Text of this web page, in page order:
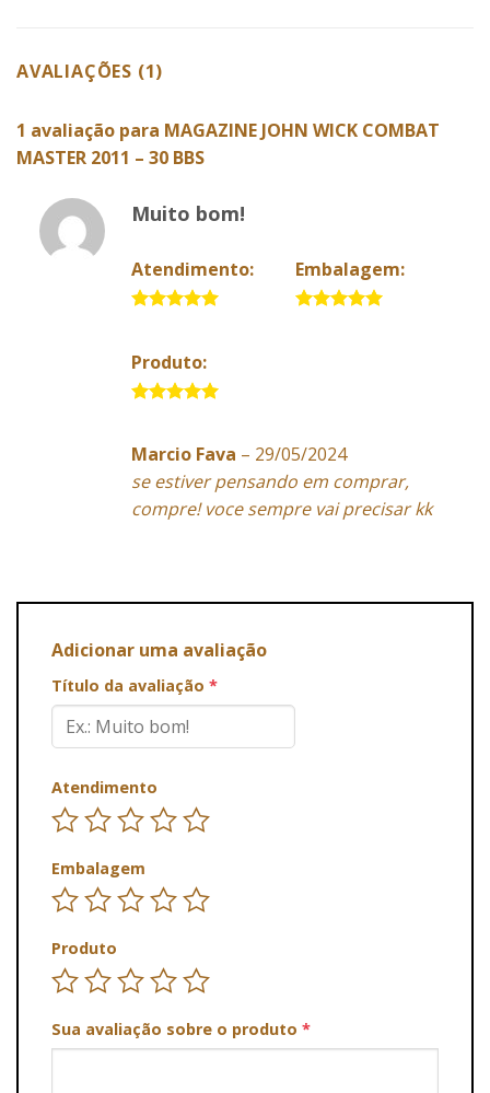
AVALIAÇÕES (1)
1 avaliação para MAGAZINE JOHN WICK COMBAT
MASTER 2011 – 30 BBS
Muito bom!
Atendimento: Embalagem:
Produto:
Marcio Fava – 29/05/2024
se estiver pensando em comprar,
compre! voce sempre vai precisar kk
Adicionar uma avaliação
Título da avaliação *
Atendimento
Embalagem
Produto
Sua avaliação sobre o produto *